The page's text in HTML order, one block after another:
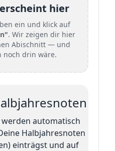
hier
ein und klick auf
. Wir zeigen dir hier
Abischnitt — und
noch drin wäre.
automatisch
Halbjahresnoten
einträgst und auf